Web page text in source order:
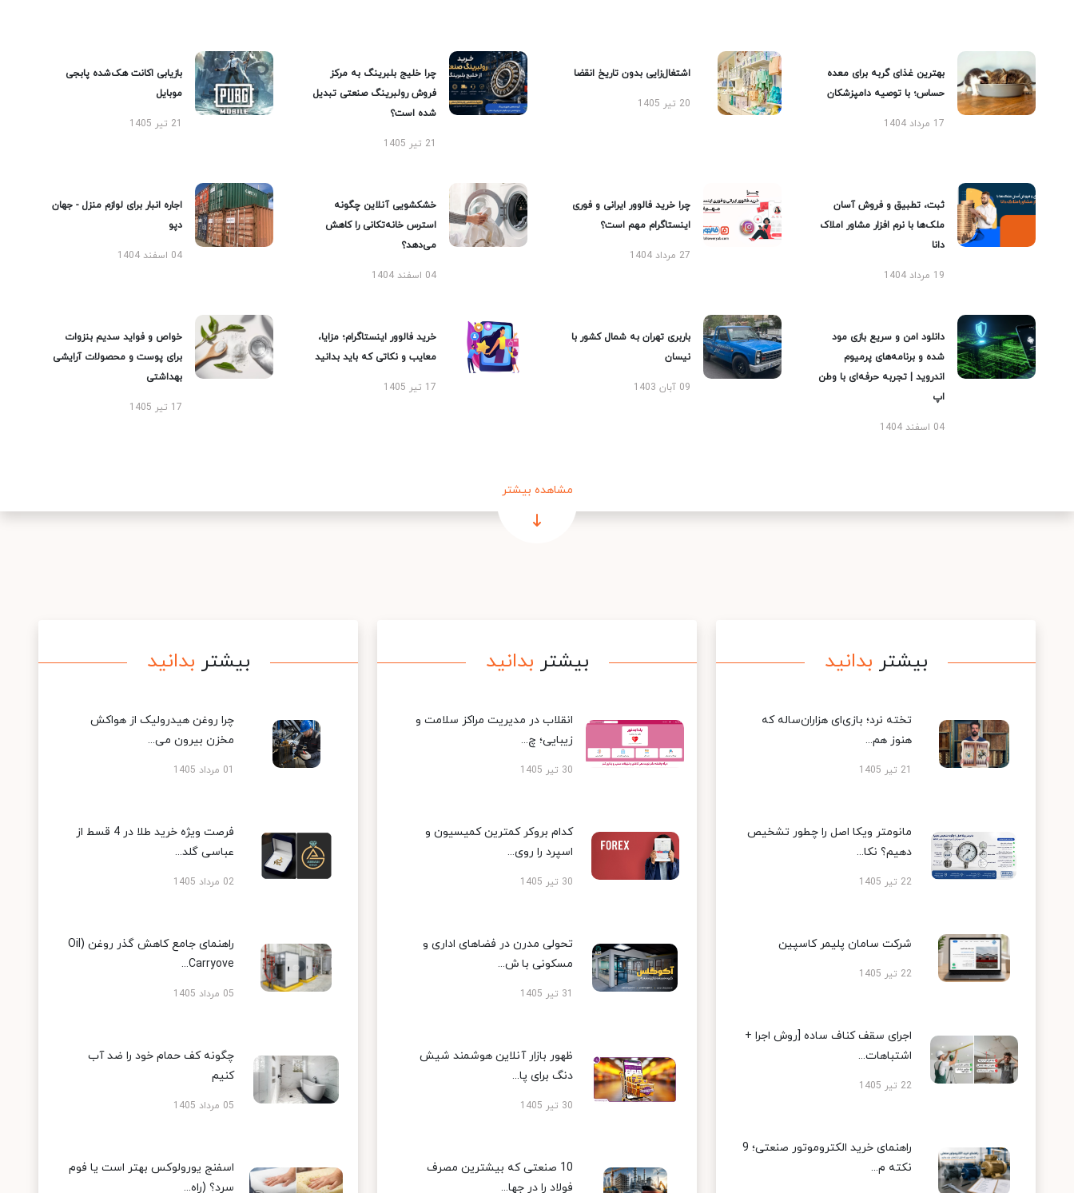
بهترین غذای گربه برای معده
حساس؛ با توصیه دامپزشکان
17 مرداد 1404
اشتغال‌زایی بدون تاریخ انقضا
20 تیر 1405
چرا خلیج بلبرینگ به مرکز
فروش رولبرینگ صنعتی تبدیل
شده است؟
21 تیر 1405
بازیابی اکانت هک‌شده پابجی
موبایل
21 تیر 1405
ثبت، تطبیق و فروش آسان
ملک‌ها با نرم افزار مشاور املاک
دانا
19 مرداد 1404
چرا خرید فالوور ایرانی و فوری
اینستاگرام مهم است؟
27 مرداد 1404
خشکشویی آنلاین چگونه
استرس خانه‌تکانی را کاهش
می‌دهد؟
04 اسفند 1404
اجاره انبار برای لوازم منزل - جهان
دپو
04 اسفند 1404
دانلود امن و سریع بازی مود
شده و برنامه‌های پرمیوم
اندروید | تجربه حرفه‌ای با وطن
اپ
04 اسفند 1404
باربری تهران به شمال کشور با
نیسان
09 آبان 1403
خرید فالوور اینستاگرام؛ مزایا،
معایب و نکاتی که باید بدانید
17 تیر 1405
خواص و فواید سدیم بنزوات
برای پوست و محصولات آرایشی
بهداشتی
17 تیر 1405
مشاهده بیشتر
بیشتر بدانید
تخته نرد؛ بازی‌ای هزاران‌ساله که
هنوز هم...
21 تیر 1405
مانومتر ویکا اصل را چطور تشخیص
دهیم؟ نکا...
22 تیر 1405
شرکت سامان پلیمر کاسپین
22 تیر 1405
اجرای سقف کناف ساده [روش اجرا +
اشتباهات...
22 تیر 1405
راهنمای خرید الکتروموتور صنعتی؛ 9
نکته م...
بیشتر بدانید
انقلاب در مدیریت مراکز سلامت و
زیبایی؛ چ...
30 تیر 1405
کدام بروکر کمترین کمیسیون و
اسپرد را روی...
30 تیر 1405
تحولی مدرن در فضاهای اداری و
مسکونی با ش...
31 تیر 1405
ظهور بازار آنلاین هوشمند شیش
دنگ برای پا...
30 تیر 1405
10 صنعتی که بیشترین مصرف
فولاد را در جها...
بیشتر بدانید
چرا روغن هیدرولیک از هواکش
مخزن بیرون می...
01 مرداد 1405
فرصت ویژه خرید طلا در 4 قسط از
عباسی گلد...
02 مرداد 1405
راهنمای جامع کاهش گذر روغن (Oil
Carryove...
05 مرداد 1405
چگونه کف حمام خود را ضد آب
کنیم
05 مرداد 1405
اسفنج یورولوکس بهتر است یا فوم
سرد؟ (راه...